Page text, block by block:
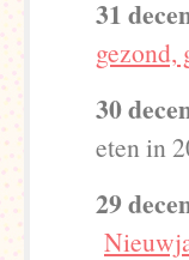
31
gezond,
30
eten in
29